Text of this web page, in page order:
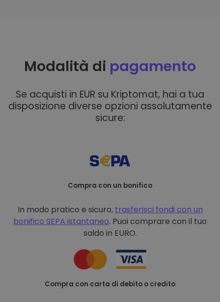
Modalità di pagamento
Se acquisti in EUR su Kriptomat, hai a tua
disposizione diverse opzioni assolutamente
sicure:
Compra con un bonifico
In modo pratico e sicuro, trasferisci fondi con un
bonifico SEPA istantaneo. Puoi comprare con il tuo
saldo in EURO.
Compra con carta di debito o credito